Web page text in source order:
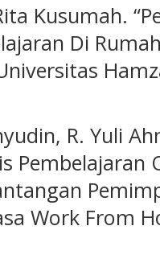
Kusumah.
Di
R. Yuli
Pembelajaran
Work From